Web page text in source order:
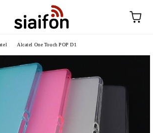
Alcatel One Touch POP D1